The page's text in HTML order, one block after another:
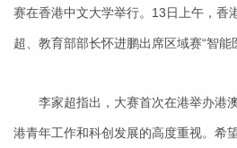
赛在香港中文大学举行。13日上午，香
超、教育部部长怀进鹏出席区域赛“智能
李家超指出，大赛首次在港举办港
港青年工作和科创发展的高度重视。希